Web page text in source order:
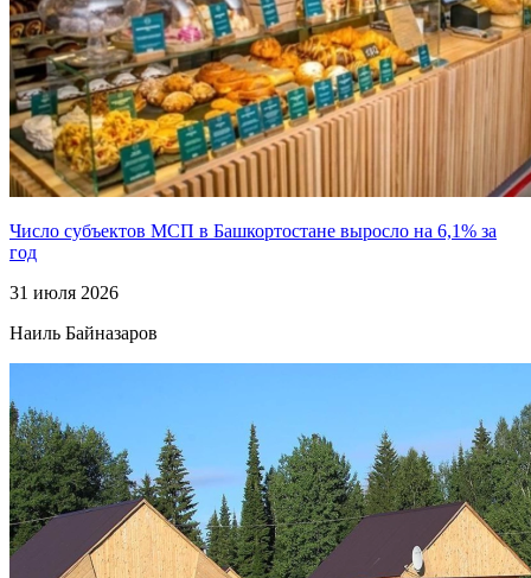
Число субъектов МСП в Башкортостане выросло на 6,1% за
год
31 июля 2026
Наиль Байназаров